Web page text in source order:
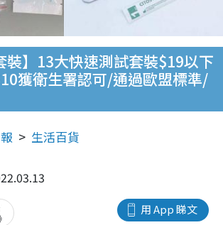
裝】13大快速測試套裝$19以下
獲衛生署認可/通過歐盟標準/
生活百貨
用 App 睇文